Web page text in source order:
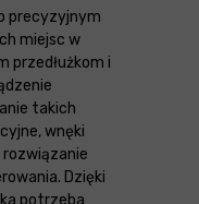
precyzyjnym
miejsc w
przedłużkom i
takich
wnęki
Dzięki
potrzeba